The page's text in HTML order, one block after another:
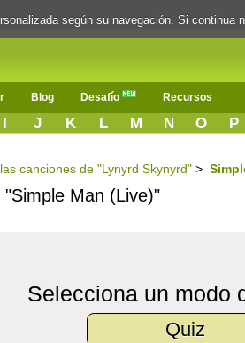
Blog Desafío Recursos
I J K L M N O P
canciones de "Lynyrd Skynyrd" >
Man (Live)"
Selecciona un modo
Quiz
según su navegación. Si continua